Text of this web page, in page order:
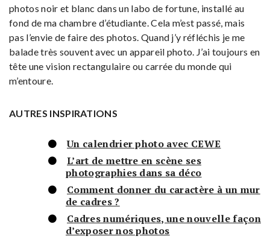
photos noir et blanc dans un labo de fortune, installé au
fond de ma chambre d’étudiante. Cela m’est passé, mais
pas l’envie de faire des photos. Quand j’y réfléchis je me
balade très souvent avec un appareil photo. J’ai toujours en
tête une vision rectangulaire ou carrée du monde qui
m’entoure.
AUTRES INSPIRATIONS
Un calendrier photo avec CEWE
L’art de mettre en scène ses
photographies dans sa déco
Comment donner du caractère à un mur
de cadres ?
Cadres numériques, une nouvelle façon
d’exposer nos photos